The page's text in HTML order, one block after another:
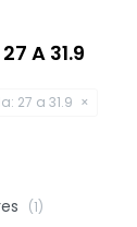
A 31.9
27 a 31.9
(1)